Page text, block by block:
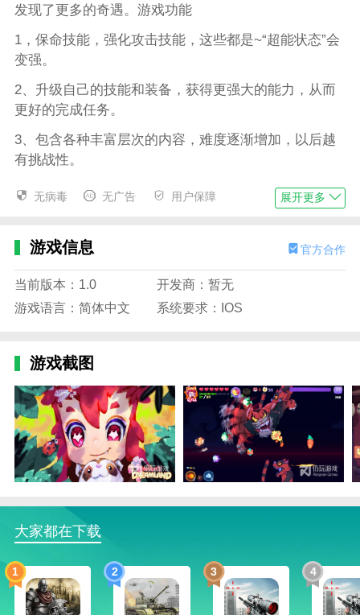
发现了更多的奇遇。游戏功能
1，保命技能，强化攻击技能，这些都是~“超能状态”会
变强。
2、升级自己的技能和装备，获得更强大的能力，从而
更好的完成任务。
3、包含各种丰富层次的内容，难度逐渐增加，以后越
有挑战性。
4.多元化的BOSS和怪物在moo miles的漫长梦境中，玩
家将面对不同地区不同类型的怪物和BOSS，每一个都
撞的疯牛，技能从突进到各种风刃弹药攻击不等，这将
考验你应对各种困难的能力。
5.可爱的2D手绘风格，斜插，因为游戏里的mile才3
速切换策略来应对。
边肖评估
1、局部插入可爱风格的2D手绘画风，因为小李在游戏
中只有3岁。
2.游戏声音的设计给人非常强烈的情感体验，让玩家更
3.请在输入前调整配置。如果你开始挑战，你就不能改
变它。
无病毒 无广告 用户保障 展开更多
游戏信息 官方合作
当前版本：1.0
开发商：暂无
游戏语言：简体中文
系统要求：IOS
游戏截图
大家都在下载
1 2 3 4